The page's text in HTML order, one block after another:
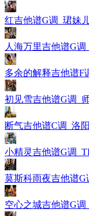
红吉他谱G调_珺妹
人海万里吉他谱G
多余的解释吉他谱F
初见雪吉他谱G调_
断气吉他谱C调_洛
小精灵吉他谱G调
莫斯科雨夜吉他谱G
空心之城吉他谱G调